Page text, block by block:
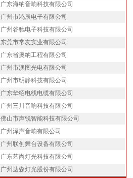
广东海纳音响科技有限公司
广州市鸿辰电子有限公司
广州谷驰电子科技有限公司
东莞市常友实业有限公司
广东省奥纳工程有限公司
广州市澳图光电有限公司
广州市明静科技有限公司
广东华绍电线电缆有限公司
广州三川音响科技有限公司
佛山市声锐智能科技有限公司
广州泽声音响有限公司
广州联创舞台设备有限公司
广东艺尚灯光科技有限公司
广州达森灯光股份有限公司